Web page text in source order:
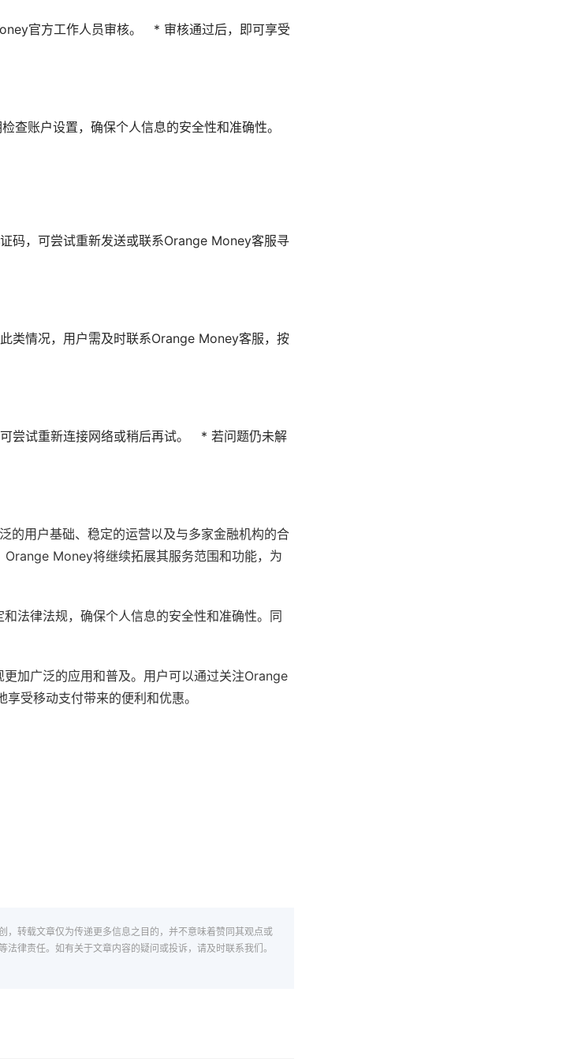
官方工作人员审核。 * 审核通过后，即可享受
账户设置，确保个人信息的安全性和准确性。
码，可尝试重新发送或联系Orange Money客服寻
类情况，用户需及时联系Orange Money客服，按
尝试重新连接网络或稍后再试。 * 若问题仍未解
的用户基础、稳定的运营以及与多家金融机构的合
Money将继续拓展其服务范围和功能，为
法律法规，确保个人信息的安全性和准确性。同
加广泛的应用和普及。用户可以通过关注Orange
受移动支付带来的便利和优惠。
转载文章仅为传递更多信息之目的，并不意味着赞同其观点或
律责任。如有关于文章内容的疑问或投诉，请及时联系我们。